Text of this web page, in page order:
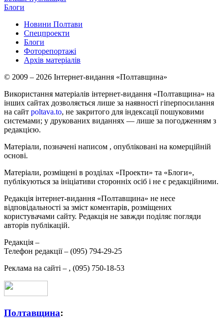
Блоги
Новини Полтави
Спецпроекти
Блоги
Фоторепортажі
Архів матеріалів
© 2009 – 2026 Інтернет-видання «Полтавщина»
Використання матеріалів інтернет-видання «Полтавщина» на
інших сайтах дозволяється лише за наявності гіперпосилання
на сайт poltava.to, не закритого для індексації пошуковими
системами; у друкованих виданнях — лише за погодженням з
редакцією.
Матеріали, позначені написом , опубліковані на комерційній
основі.
Матеріали, розміщені в розділах «Проекти» та «Блоги»,
публікуються за ініціативи сторонніх осіб і не є редакційними.
Редакція інтернет-видання «Полтавщина» не несе
відповідальності за зміст коментарів, розміщених
користувачами сайту. Редакція не завжди поділяє погляди
авторів публікацій.
Редакція –
Телефон редакції – (095) 794-29-25
Реклама на сайті – , (095) 750-18-53
Полтавщина: